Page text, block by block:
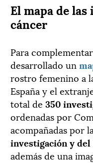
El mapa de
cáncer
Para
desarrollado un
rostro femenino a
España y el
total de 350
ordenadas por
acompañadas por la
investigación y
además de una